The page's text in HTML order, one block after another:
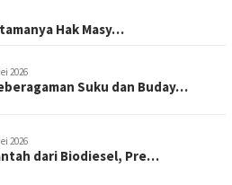
Hak Masy…
2026
Suku dan Buday…
2026
dari Biodiesel, Pre…